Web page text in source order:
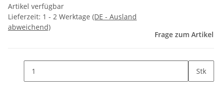
Artikel verfügbar
Lieferzeit: 1 - 2 Werktage (DE - Ausland
abweichend)
Frage zum Artikel
Stk